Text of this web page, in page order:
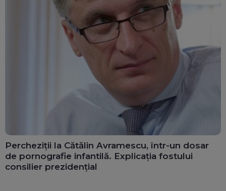
Percheziții la Cătălin Avramescu, într-un dosar
de pornografie infantilă. Explicația fostului
consilier prezidențial